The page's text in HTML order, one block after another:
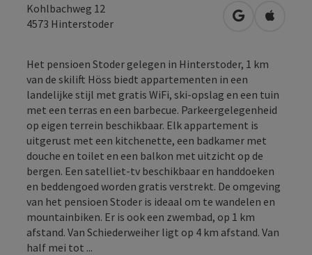
Kohlbachweg 12
4573 Hinterstoder Openen in
Het pensioen Stoder gelegen in Hinterstoder, 1 km
van de skilift Höss biedt appartementen in een
landelijke stijl met gratis WiFi, ski-opslag en een tuin
met een terras en een barbecue. Parkeergelegenheid
op eigen terrein beschikbaar. Elk appartement is
uitgerust met een kitchenette, een badkamer met
douche en toilet en een balkon met uitzicht op de
bergen. Een satelliet-tv beschikbaar en handdoeken
en beddengoed worden gratis verstrekt. De omgeving
van het pensioen Stoder is ideaal om te wandelen en
mountainbiken. Er is ook een zwembad, op 1 km
afstand. Van Schiederweiher ligt op 4 km afstand. Van
half mei tot ...